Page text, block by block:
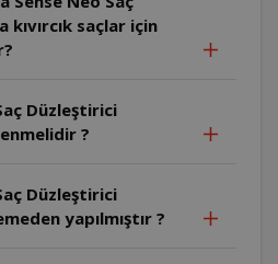
kıvırcık saçlar için
Düzleştirici
?
Düzleştirici
yapılmıştır ?